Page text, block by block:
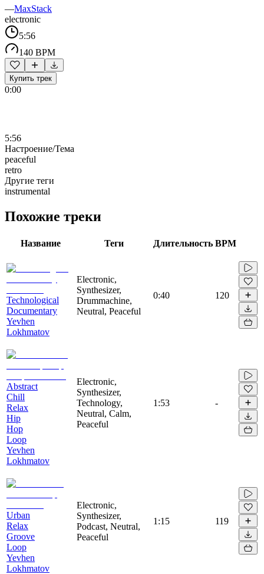
—MaxStack
electronic
5:56
140 BPM
Купить трек
0:00
5:56
Настроение/Тема
peaceful
retro
Другие теги
instrumental
Похожие треки
Название Теги Длительность BPM
Technological
Documentary
Yevhen
Lokhmatov
Electronic,
Synthesizer,
Drummachine,
Neutral, Peaceful
0:40 120
Abstract
Chill
Relax
Hip
Hop
Loop
Yevhen
Lokhmatov
Electronic,
Synthesizer,
Technology,
Neutral, Calm,
Peaceful
1:53 -
Urban
Relax
Groove
Loop
Yevhen
Lokhmatov
Electronic,
Synthesizer,
Podcast, Neutral,
Peaceful
1:15 119